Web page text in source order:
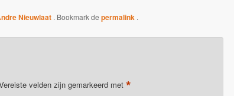
Nieuwlaat . Bookmark de permalink .
velden zijn gemarkeerd met *